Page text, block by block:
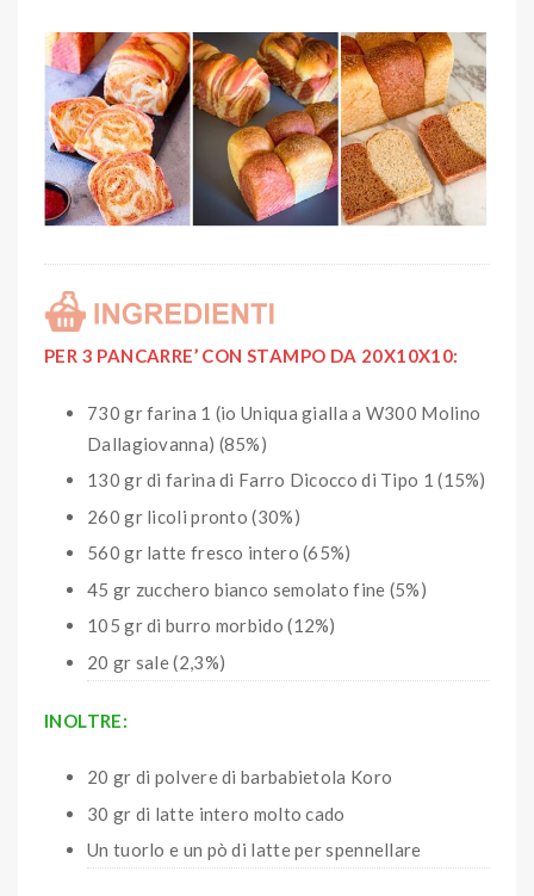
PER 3 PANCARRE’ CON STAMPO DA 20X10X10:
730 gr farina 1 (io Uniqua gialla a W300 Molino
Dallagiovanna) (85%)
130 gr di farina di Farro Dicocco di Tipo 1 (15%)
260 gr licoli pronto (30%)
560 gr latte fresco intero (65%)
45 gr zucchero bianco semolato fine (5%)
105 gr di burro morbido (12%)
20 gr sale (2,3%)
INOLTRE:
20 gr di polvere di barbabietola Koro
30 gr di latte intero molto cado
Un tuorlo e un pò di latte per spennellare